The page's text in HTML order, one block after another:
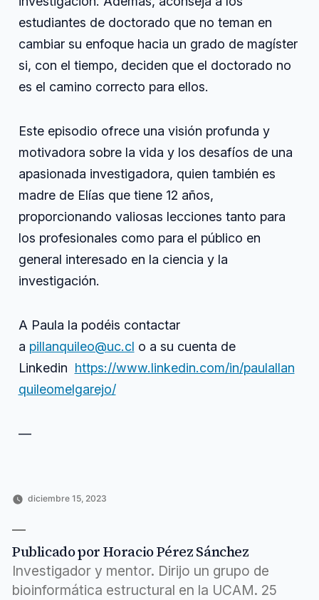
estudiantes de doctorado que no teman en
cambiar su enfoque hacia un grado de magíster
si, con el tiempo, deciden que el doctorado no
es el camino correcto para ellos.
Este episodio ofrece una visión profunda y
motivadora sobre la vida y los desafíos de una
apasionada investigadora, quien también es
madre de Elías que tiene 12 años,
proporcionando valiosas lecciones tanto para
los profesionales como para el público en
general interesado en la ciencia y la
investigación.
A Paula la podéis contactar
a pillanquileo@uc.cl o a su cuenta de
Linkedin https://www.linkedin.com/in/paulallan
quileomelgarejo/
—
diciembre 15, 2023
Entrevistas
a
investigadores,
Ingeniería
inspirador,
investigación,
paula,
Publicado por Horacio Pérez Sánchez
Investigador y mentor. Dirijo un grupo de
bioinformática estructural en la UCAM. 25